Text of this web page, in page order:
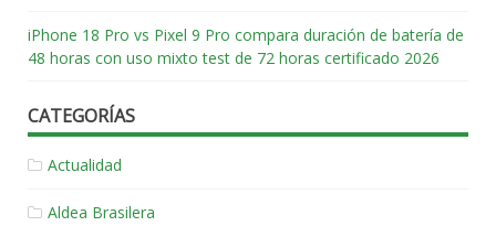
iPhone 18 Pro vs Pixel 9 Pro compara duración de batería de
48 horas con uso mixto test de 72 horas certificado 2026
CATEGORÍAS
Actualidad
Aldea Brasilera